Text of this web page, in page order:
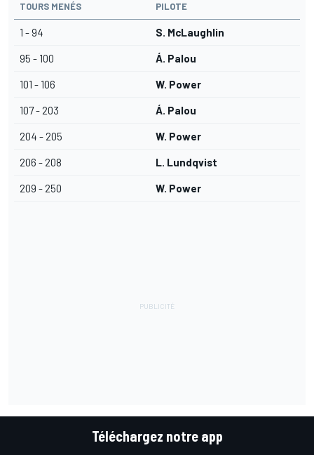
TOURS MENÉS PILOTE
1 - 94 S. McLaughlin
95 - 100 Á. Palou
101 - 106 W. Power
107 - 203 Á. Palou
204 - 205 W. Power
206 - 208 L. Lundqvist
209 - 250 W. Power
Téléchargez notre app